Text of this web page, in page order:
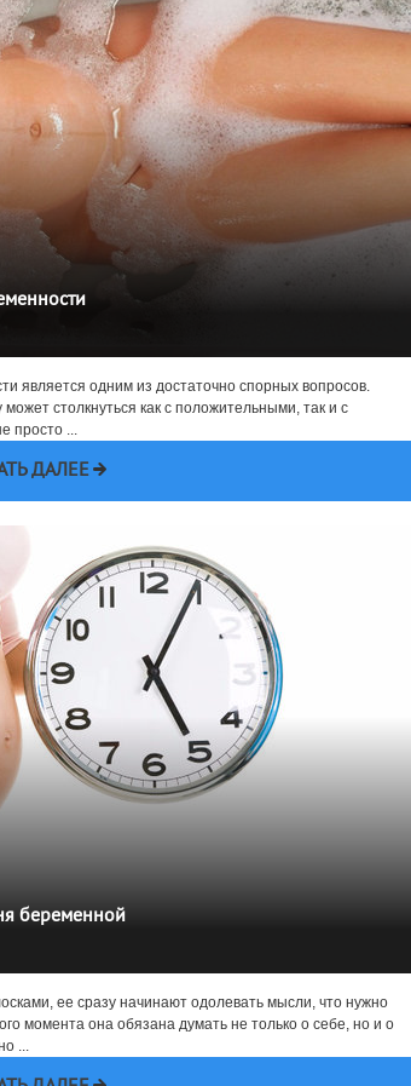
является одним из достаточно спорных вопросов.
столкнуться как с положительными, так и с
просто ...
ДАЛЕЕ
беременной
ее сразу начинают одолевать мысли, что нужно
момента она обязана думать не только о себе, но и о
...